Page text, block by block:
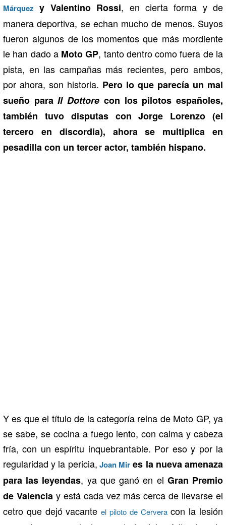
Márquez y Valentino Rossi, en cierta forma y de
manera deportiva, se echan mucho de menos. Suyos
fueron algunos de los momentos que más mordiente
le han dado a Moto GP, tanto dentro como fuera de la
pista, en las campañas más recientes, pero ambos,
por ahora, son historia. Pero lo que parecía un mal
sueño paraIl Dottore con los pilotos españoles,
también tuvo disputas con Jorge Lorenzo (el
tercero en discordia), ahora se multiplica en
pesadilla con un tercer actor, también hispano.
Y es que el título de la categoría reina de Moto GP, ya
se sabe, se cocina a fuego lento, con calma y cabeza
fría, con un espíritu inquebrantable. Por eso y por la
regularidad y la pericia, Joan Mir es la nueva amenaza
para las leyendas, ya que ganó en el Gran Premio
de Valencia y está cada vez más cerca de llevarse el
cetro que dejó vacanteel piloto de Cerveracon la lesión